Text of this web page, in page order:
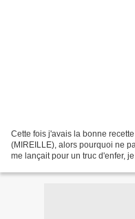
Cette fois j'avais la bonne
(MIREILLE), alors pourquoi ne
me lançait pour un truc d'enfer,